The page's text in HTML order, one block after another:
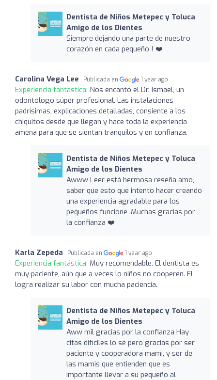
Dentista de Niños Metepec y Toluca
Amigo de los Dientes
Siempre dejando una parte de nuestro
corazón en cada pequeño ! ❤️
Carolina Vega Lee Publicada en 1 year ago
Experiencia fantástica: Nos encantó el Dr. Ismael, un
odontólogo súper profesional. Las instalaciones
padrísimas, explicaciones detalladas, consiente a los
chiquitos desde que llegan y hace toda la experiencia
amena para que se sientan tranquilos y en confianza.
Dentista de Niños Metepec y Toluca
Amigo de los Dientes
Awww Leer está hermosa reseña amo,
saber que esto que intento hacer creando
una experiencia agradable para los
pequeños funcione .Muchas gracias por
la confianza ❤️
Karla Zepeda Publicada en 1 year ago
Experiencia fantástica: Muy recomendable. El dentista es
muy paciente, aún que a veces lo niños no cooperen. El
logra realizar su labor con mucha paciencia.
Dentista de Niños Metepec y Toluca
Amigo de los Dientes
Aww mil gracias por la confianza Hay
citas difíciles lo sé pero gracias por ser
paciente y cooperadora mami, y ser de
las mamis que entienden que es
importante llevar a su pequeño al